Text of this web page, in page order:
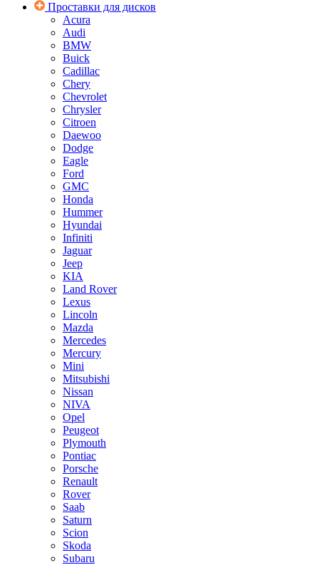
Проставки для дисков
Acura
Audi
BMW
Buick
Cadillac
Chery
Chevrolet
Chrysler
Citroen
Daewoo
Dodge
Eagle
Ford
GMC
Honda
Hummer
Hyundai
Infiniti
Jaguar
Jeep
KIA
Land Rover
Lexus
Lincoln
Mazda
Mercedes
Mercury
Mini
Mitsubishi
Nissan
NIVA
Opel
Peugeot
Plymouth
Pontiac
Porsche
Renault
Rover
Saab
Saturn
Scion
Skoda
Subaru